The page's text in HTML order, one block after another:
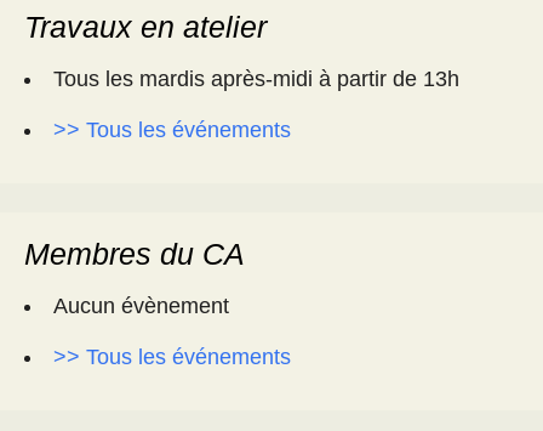
Travaux en atelier
Tous les mardis après-midi à partir de 13h
>> Tous les événements
Membres du CA
Aucun évènement
>> Tous les événements